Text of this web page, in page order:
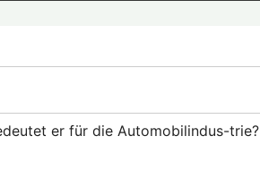
er für die Automobilindus-trie?